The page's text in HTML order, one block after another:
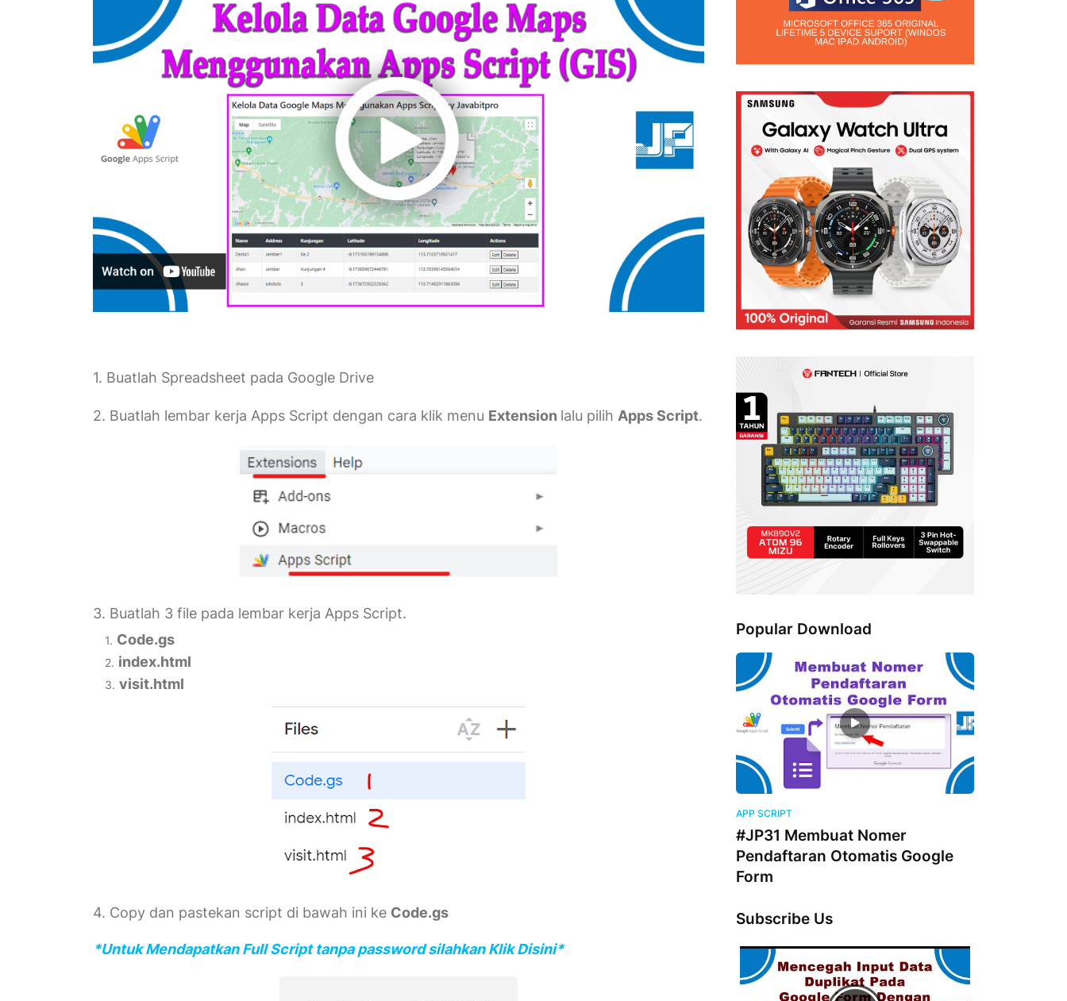
1. Buatlah Spreadsheet pada Google Drive
2. Buatlah lembar kerja Apps Script dengan cara klik menu Extension lalu pilih Apps Script.
3. Buatlah 3 file pada lembar kerja Apps Script.
Code.gs
index.html
visit.html
4. Copy dan pastekan script di bawah ini ke Code.gs
*Untuk Mendapatkan Full Script tanpa password silahkan Klik Disini*
Popular Download
APP SCRIPT
#JP31 Membuat Nomer
Pendaftaran Otomatis Google
Form
Subscribe Us